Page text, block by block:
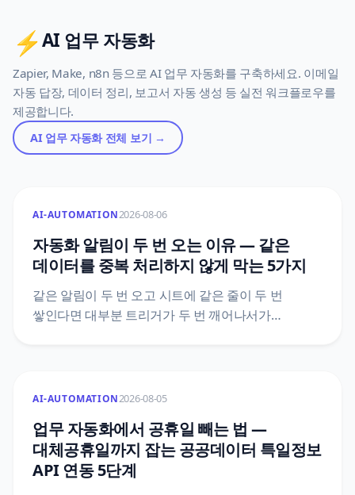
⚡AI 업무 자동화
Zapier, Make, n8n 등으로 AI 업무 자동화를 구축하세요. 이메일
자동 답장, 데이터 정리, 보고서 자동 생성 등 실전 워크플로우를
제공합니다.
AI 업무 자동화전체 보기 →
AI-AUTOMATION2026-08-06
자동화 알림이 두 번 오는 이유 — 같은
데이터를 중복 처리하지 않게 막는 5가지
같은 알림이 두 번 오고 시트에 같은 줄이 두 번
쌓인다면 대부분 트리거가 두 번 깨어나서가
문서에 실제로 적힌 기능 이름과 한도값으로 막는
AI-AUTOMATION2026-08-05
업무 자동화에서 공휴일 빼는 법 —
대체공휴일까지 잡는 공공데이터 특일정보
API 연동 5단계